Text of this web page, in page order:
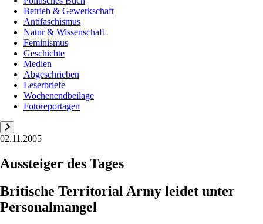
Betrieb & Gewerkschaft
Antifaschismus
Natur & Wissenschaft
Feminismus
Geschichte
Medien
Abgeschrieben
Leserbriefe
Wochenendbeilage
Fotoreportagen
02.11.2005
Aussteiger des Tages
Britische Territorial Army leidet unter
Personalmangel